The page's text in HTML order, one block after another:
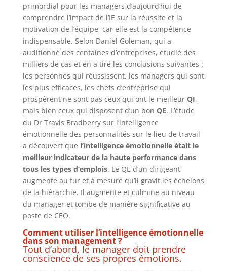
primordial pour les managers d’aujourd’hui de
comprendre l’impact de l’IE sur la réussite et la
motivation de l’équipe, car elle est la compétence
indispensable. Selon Daniel Goleman, qui a
auditionné des centaines d’entreprises, étudié des
milliers de cas et en a tiré les conclusions suivantes :
les personnes qui réussissent, les managers qui sont
les plus efficaces, les chefs d’entreprise qui
prospèrent ne sont pas ceux qui ont le meilleur QI,
mais bien ceux qui disposent d’un bon QE. L’étude
du Dr Travis Bradberry sur l’intelligence
émotionnelle des personnalités sur le lieu de travail
a découvert que l’intelligence émotionnelle était le
meilleur indicateur de la haute performance dans
tous les types d’emplois. Le QE d’un dirigeant
augmente au fur et à mesure qu’il gravit les échelons
de la hiérarchie. Il augmente et culmine au niveau
du manager et tombe de manière significative au
poste de CEO.
Comment utiliser l’intelligence émotionnelle
dans son management ?
Tout d’abord, le manager doit prendre
conscience de ses propres émotions.